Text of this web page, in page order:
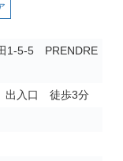
1-5-5 PRENDRE
出入口 徒歩3分